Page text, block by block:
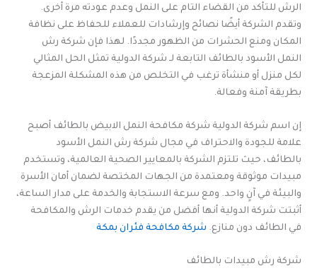
الرش للتأكد من القضاء التام على النمل وعدم عودته مرة أخرى.
وتقدم الشركة أيضًا نصائح وإرشادات للعملاء للحفاظ على نظافة
المكان ومنع الحشرات من الظهور مجددًا. لهذا فإن شركة رش
النمل الأسود بالطائف التابعة لـ شركة الدولية تمثل الحل المثالي
لكل منزل أو منشأة ترغب في التخلص من هذه المشكلة المزعجة
بطريقة آمنة وفعالة.
إن اسم شركة الدولية شركة مكافحة النمل الابيض بالطائف أصبح
علامة للجودة والاحتراف في مجال شركة رش النمل الأسود
بالطائف، حيث تلتزم الشركة بالمعايير الصحية العالمية، وتستخدم
مبيدات موثوقة ومعتمدة من الجهات المختصة لضمان أمان الأسرة
والبيئة في آنٍ واحد. ومع سرعة الاستجابة والخدمة على مدار الساعة،
أثبتت شركة الدولية أنها أفضل من يقدم خدمات الرش والمكافحة
في الطائف دون منازع. شركة مكافحة فئران بمكة
شركة رش مبيدات بالطائف